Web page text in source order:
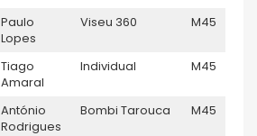
Paulo
Lopes
Viseu 360 M45
Tiago
Amaral
Individual M45
António
Rodrigues
Bombi Tarouca M45